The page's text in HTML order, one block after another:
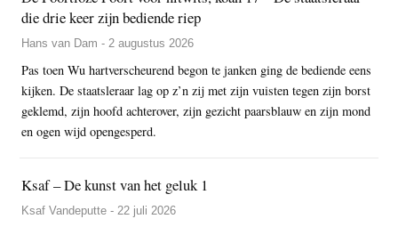
die drie keer zijn bediende riep
Hans van Dam - 2 augustus 2026
Pas toen Wu hartverscheurend begon te janken ging de bediende eens
kijken. De staatsleraar lag op z’n zij met zijn vuisten tegen zijn borst
geklemd, zijn hoofd achterover, zijn gezicht paarsblauw en zijn mond
en ogen wijd opengesperd.
Ksaf – De kunst van het geluk 1
Ksaf Vandeputte - 22 juli 2026